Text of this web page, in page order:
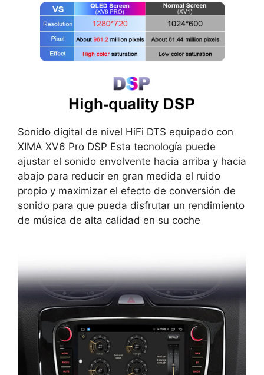
Sonido digital de nivel HiFi DTS equipado con
XIMA XV6 Pro DSP Esta tecnología puede
ajustar el sonido envolvente hacia arriba y hacia
abajo para reducir en gran medida el ruido
propio y maximizar el efecto de conversión de
sonido para que pueda disfrutar un rendimiento
de música de alta calidad en su coche